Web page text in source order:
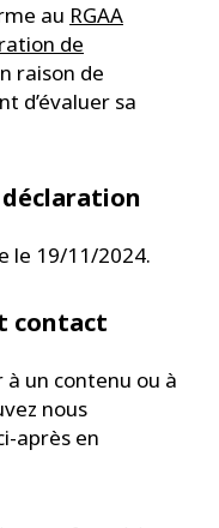
au RGAA
de
raison de
d’évaluer sa
le 19/11/2024.
contact
à un contenu ou à
nous
après en